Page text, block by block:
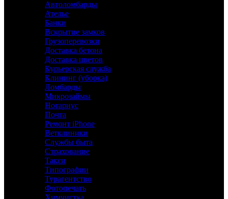
Автоломбарды
Ателье
Банки
Вскрытие замков
Грузоперевозки
Доставка бетона
Доставка цветов
Курьерская служба
Клининг (уборка)
Ломбарды
Микрозаймы
Нотариус
Почта
Ремонт iPhone
Ветклиники
Службы быта
Страхование
Такси
Типографии
Турагентство
Фотопечать
Химчистка